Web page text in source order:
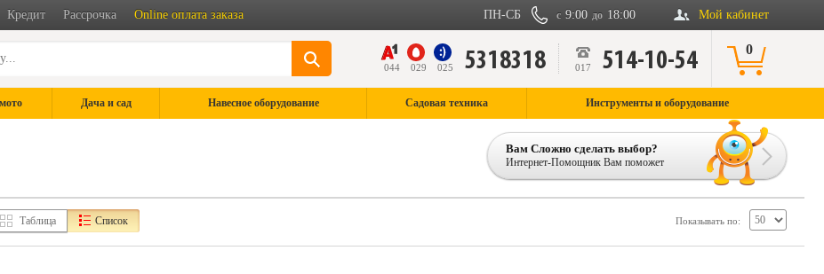
Кредит Рассрочка Online оплата заказа Мой кабинет
с 9:00 до 18:00
ПН-СБ
044 029 025 5318318 017 514-10-54 0
Дача и сад Навесное оборудование Садовая техника Инструменты и оборудование
Вам Сложно сделать выбор?
Интернет-Помощник Вам поможет
Таблица Список Показывать по: